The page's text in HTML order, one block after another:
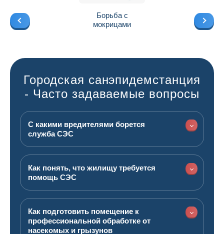
Борьба с
мокрицами
Городская санэпидемстанция
- Часто задаваемые вопросы
С какими вредителями борется
служба СЭС
Как понять, что жилищу требуется
помощь СЭС
Как подготовить помещение к
профессиональной обработке от
насекомых и грызунов